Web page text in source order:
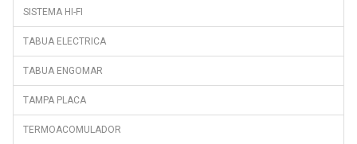
SISTEMA HI-FI
TABUA ELECTRICA
TABUA ENGOMAR
TAMPA PLACA
TERMOACOMULADOR